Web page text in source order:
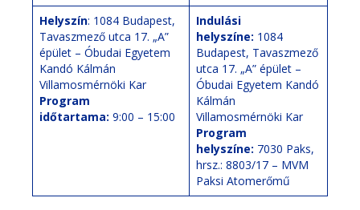
Helyszín: 1084 Budapest,
Tavaszmező utca 17. „A”
épület – Óbudai Egyetem
Kandó Kálmán
Villamosmérnöki Kar
Program
időtartama: 9:00 – 15:00
Indulási
helyszíne: 1084
Budapest, Tavaszmező
utca 17. „A” épület –
Óbudai Egyetem Kandó
Kálmán
Villamosmérnöki Kar
Program
helyszíne: 7030 Paks,
hrsz.: 8803/17 – MVM
Paksi Atomerőmű